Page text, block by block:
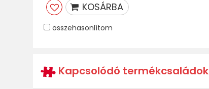
KOSÁRBA
összehasonlítom
Kapcsolódó termékcsaládok